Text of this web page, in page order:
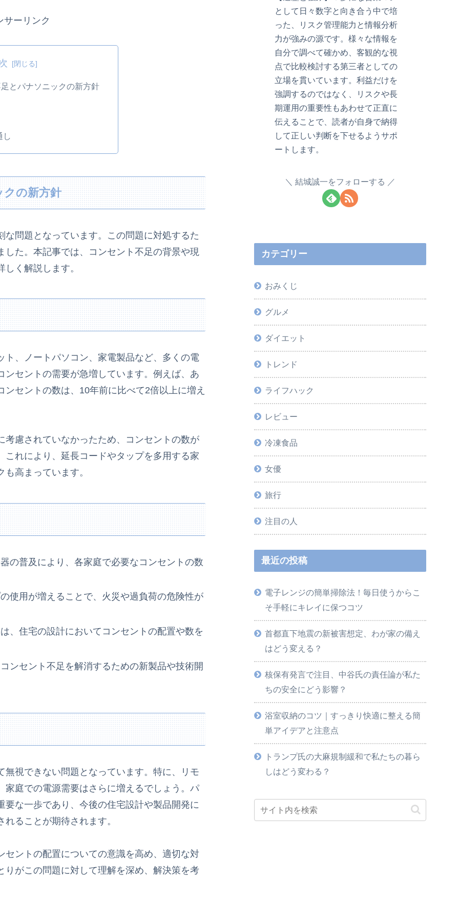
サーリンク
とパナソニックの新方針
し
の新方針
問題となっています。この問題に対処するた
た。本記事では、コンセント不足の背景や現
く解説します。
、ノートパソコン、家電製品など、多くの電
セントの需要が急増しています。例えば、あ
セントの数は、10年前に比べて2倍以上に増え
慮されていなかったため、コンセントの数が
れにより、延長コードやタップを多用する家
高まっています。
の普及により、各家庭で必要なコンセントの数
使用が増えることで、火災や過負荷の危険性が
、住宅の設計においてコンセントの配置や数を
ンセント不足を解消するための新製品や技術開
視できない問題となっています。特に、リモ
庭での電源需要はさらに増えるでしょう。パ
な一歩であり、今後の住宅設計や製品開発に
ることが期待されます。
ントの配置についての意識を高め、適切な対
がこの問題に対して理解を深め、解決策を考
として日々数字と向き合う中で培
った、リスク管理能力と情報分析
力が強みの源です。様々な情報を
自分で調べて確かめ、客観的な視
点で比較検討する第三者としての
立場を貫いています。利益だけを
強調するのではなく、リスクや長
期運用の重要性もあわせて正直に
伝えることで、読者が自身で納得
して正しい判断を下せるようサポ
ートします。
結城誠一をフォローする
カテゴリー
おみくじ
グルメ
ダイエット
トレンド
ライフハック
レビュー
冷凍食品
女優
旅行
注目の人
最近の投稿
電子レンジの簡単掃除法！毎日使うからこ
そ手軽にキレイに保つコツ
首都直下地震の新被害想定、わが家の備え
はどう変える？
核保有発言で注目、中谷氏の責任論が私た
ちの安全にどう影響？
浴室収納のコツ｜すっきり快適に整える簡
単アイデアと注意点
トランプ氏の大麻規制緩和で私たちの暮ら
しはどう変わる？